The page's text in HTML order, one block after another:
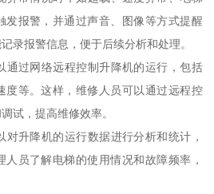
发报警，并通过声音、图像等方式提醒
录报警信息，便于后续分析和处理。
通过网络远程控制升降机的运行，包括
度等。这样，维修人员可以通过远程控
试，提高维修效率。
升降机的运行数据进行分析和统计，
员了解电梯的使用情况和故障频率，